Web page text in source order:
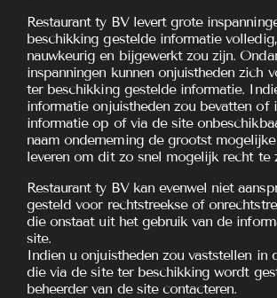
Restaurant ty BV levert grote
beschikking gestelde informatie
nauwkeurig en bijgewerkt zou zijn.
inspanningen kunnen onjuistheden zich
ter beschikking gestelde informatie.
informatie onjuistheden zou bevatten of
informatie op of via de site
naam onderneming de grootst
leveren om dit zo snel mogelijk recht te
Restaurant ty BV kan evenwel niet
gesteld voor rechtstreekse of
die onstaat uit het gebruik van de
site.
Indien u onjuistheden zou vaststellen in
die via de site ter beschikking wordt
beheerder van de site contacteren.